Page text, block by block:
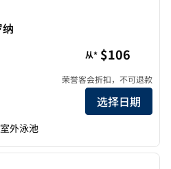
酒店详情
从* $106
荣誉客会折扣，不可退款
选择日期
室外泳池
1/12
下一